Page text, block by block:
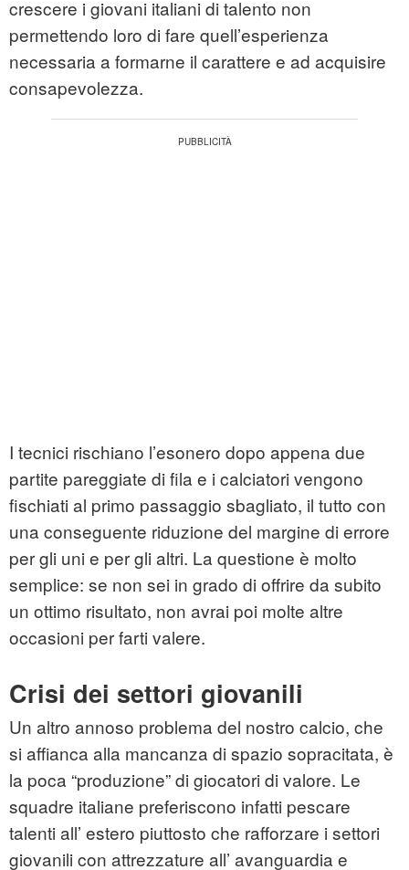
crescere i giovani italiani di talento non
permettendo loro di fare quell’esperienza
necessaria a formarne il carattere e ad acquisire
consapevolezza.
I tecnici rischiano l’esonero dopo appena due
partite pareggiate di fila e i calciatori vengono
fischiati al primo passaggio sbagliato, il tutto con
una conseguente riduzione del margine di errore
per gli uni e per gli altri. La questione è molto
semplice: se non sei in grado di offrire da subito
un ottimo risultato, non avrai poi molte altre
occasioni per farti valere.
Crisi dei settori giovanili
Un altro annoso problema del nostro calcio, che
si affianca alla mancanza di spazio sopracitata, è
la poca “produzione” di giocatori di valore. Le
squadre italiane preferiscono infatti pescare
talenti all’ estero piuttosto che rafforzare i settori
giovanili con attrezzature all’ avanguardia e